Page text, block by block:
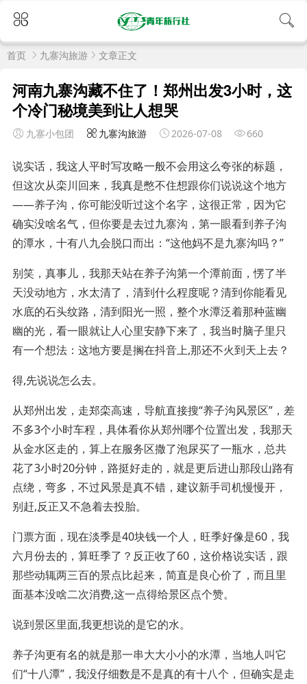
首页 九寨沟旅游 文章正文
河南九寨沟藏不住了！郑州出发3小时，这
个冷门秘境美到让人想哭
九寨小包团 九寨沟旅游 2026-07-08 660
说实话，我这人平时写攻略一般不会用这么夸张的标题，
但这次从栾川回来，我真是憋不住想跟你们说说这个地方
——养子沟，你可能没听过这个名字，这很正常，因为它
确实没啥名气，但你要是去过九寨沟，第一眼看到养子沟
的潭水，十有八九会脱口而出：“这他妈不是九寨沟吗？”
别笑，真事儿，我那天站在养子沟第一个潭前面，愣了半
天没动地方，水太清了，清到什么程度呢？清到你能看见
水底的石头纹路，清到阳光一照，整个水潭泛着那种蓝幽
幽的光，看一眼就让人心里安静下来了，我当时脑子里只
有一个想法：这地方要是搁在抖音上,那还不火到天上去？
得,先说说怎么去。
从郑州出发，走郑栾高速，导航直接搜“养子沟风景区”，差
不多3个小时车程，具体看你从郑州哪个位置出发，我那天
从金水区走的，算上在服务区撒了泡尿买了一瓶水，总共
花了3小时20分钟，路挺好走的，就是更后进山那段山路有
点绕，弯多，不过风景是真不错，建议新手司机慢慢开，
别赶,反正又不急着去投胎。
门票方面，现在淡季是40块钱一个人，旺季好像是60，我
六月份去的，算旺季了？反正收了60，这价格说实话，跟
那些动辄两三百的景点比起来，简直是良心价了，而且里
面基本没啥二次消费,这一点得给景区点个赞。
说到景区里面,我更想说的是它的水。
养子沟更有名的就是那一串大大小小的水潭，当地人叫它
们“十八潭”，我没仔细数是不是真的有十八个，但确实是走